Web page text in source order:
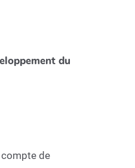
du
compte de